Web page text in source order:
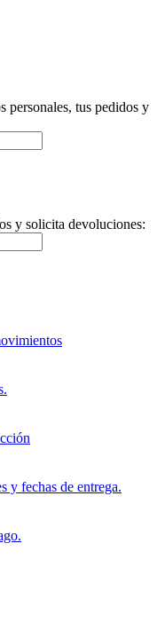
personales, tus pedidos y
y solicita devoluciones:
y fechas de entrega.